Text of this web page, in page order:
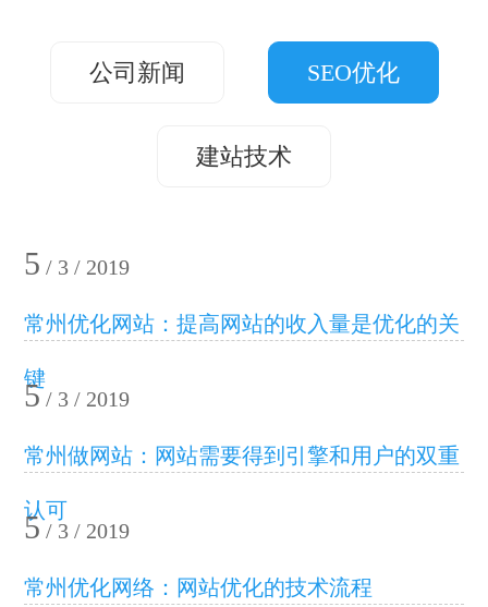
公司新闻 SEO优化
建站技术
5 / 3 / 2019
常州优化网站：提高网站的收入量是优化的关
键
5 / 3 / 2019
常州做网站：网站需要得到引擎和用户的双重
认可
5 / 3 / 2019
常州优化网络：网站优化的技术流程